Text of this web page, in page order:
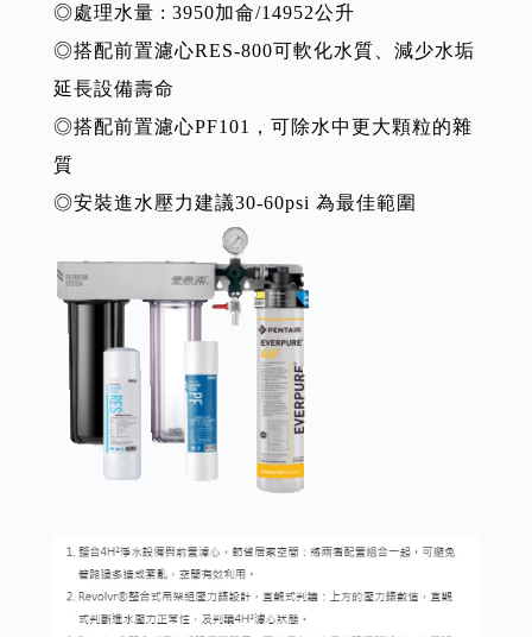
◎處理水量 : 3950加侖/14952公升
◎搭配前置濾心RES-800可軟化水質、減少水垢
延長設備壽命
◎搭配前置濾心PF101，可除水中更大顆粒的雜
質
◎安裝進水壓力建議30-60psi 為最佳範圍